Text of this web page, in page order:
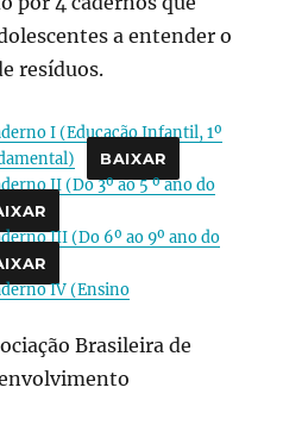
a entender o
resíduos.
I (Educação Infantil, 1º
BAIXAR
II (Do 3º ao 5 º ano do
III (Do 6º ao 9º ano do
IV (Ensino
Brasileira de